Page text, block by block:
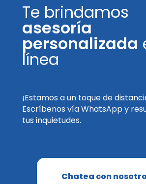
Te brindamos
asesoría
personalizada
línea
¡Estamos a un toque de
Escríbenos vía WhatsApp y
tus inquietudes.
Chatea con